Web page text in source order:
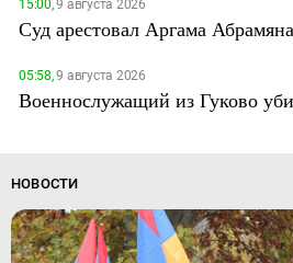
15:00,9 августа 2026
Суд арестовал Аргама
05:58,9 августа 2026
Военнослужащий из Гуково
НОВОСТИ